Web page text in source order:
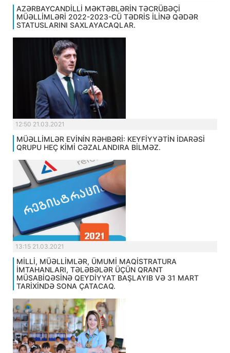
AZƏRBAYCANDİLLİ MƏKTƏBLƏRİN TƏCRÜBƏÇİ
MÜƏLLİMLƏRİ 2022-2023-CÜ TƏDRİS İLİNƏ QƏDƏR
STATUSLARINI SAXLAYACAQLAR.
12:50 21.03.2021
MÜƏLLİMLƏR EVİNİN RƏHBƏRİ: KEYFİYYƏTİN İDARƏSİ
QRUPU HEÇ KİMİ CƏZALANDIRA BİLMƏZ.
13:15 21.03.2021
MİLLİ, MÜƏLLİMLƏR, ÜMUMİ MAQİSTRATURA
İMTAHANLARI, TƏLƏBƏLƏR ÜÇÜN QRANT
MÜSABİQƏSİNƏ QEYDİYYAT BAŞLAYIB VƏ 31 MART
TARİXİNDƏ SONA ÇATACAQ.